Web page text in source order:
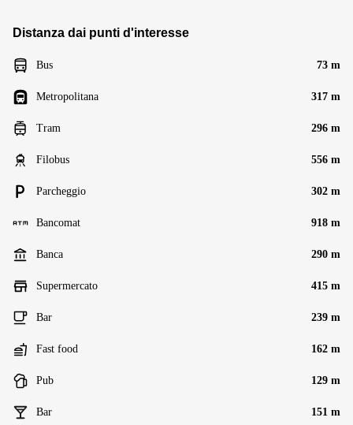
Distanza dai punti d'interesse
Bus 73 m
Metropolitana 317 m
Tram 296 m
Filobus 556 m
Parcheggio 302 m
Bancomat 918 m
Banca 290 m
Supermercato 415 m
Bar 239 m
Fast food 162 m
Pub 129 m
Bar 151 m